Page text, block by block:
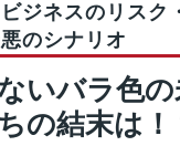
ジネスのリスク
のシナリオ
いバラ色
の結末は！